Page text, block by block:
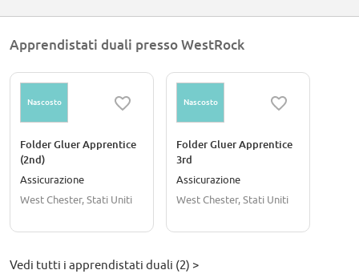
Apprendistati duali presso WestRock
Nascosto
Folder Gluer Apprentice
(2nd)
Assicurazione
West Chester, Stati Uniti
Nascosto
Folder Gluer Apprentice
3rd
Assicurazione
West Chester, Stati Uniti
Vedi tutti i apprendistati duali (2) >